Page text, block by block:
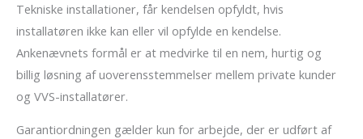
Tekniske installationer, får kendelsen opfyldt, hvis
installatøren ikke kan eller vil opfylde en kendelse.
Ankenævnets formål er at medvirke til en nem, hurtig og
billig løsning af uoverensstemmelser mellem private kunder
og VVS-installatører.
Garantiordningen gælder kun for arbejde, der er udført af